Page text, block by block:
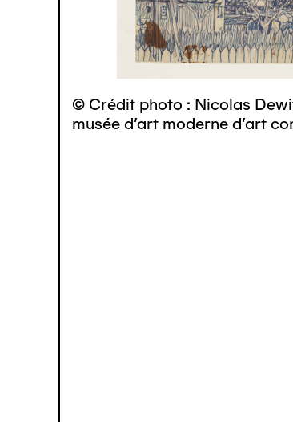
© Crédit photo : Nicolas
musée d’art moderne d’art